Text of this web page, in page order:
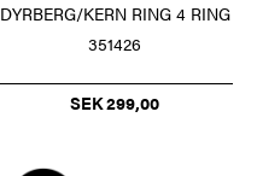
DYRBERG/KERN RING 4 RING
351426
SEK 299,00